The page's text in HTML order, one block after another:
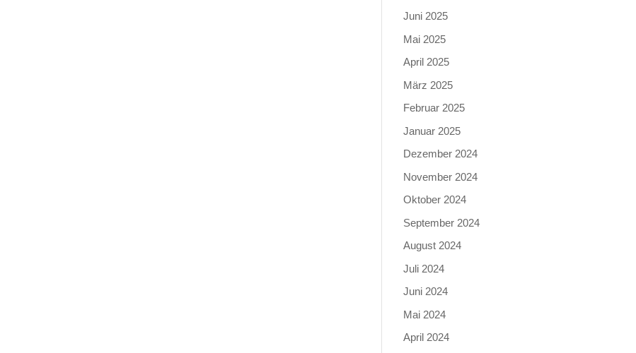
Juni 2025
Mai 2025
April 2025
März 2025
Februar 2025
Januar 2025
Dezember 2024
November 2024
Oktober 2024
September 2024
August 2024
Juli 2024
Juni 2024
Mai 2024
April 2024